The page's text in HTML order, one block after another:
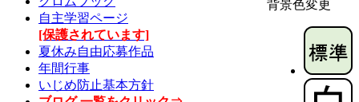
背景色変更
自主学習ページ
[保護されています]
夏休み自由応募作品
年間行事
いじめ防止基本方針